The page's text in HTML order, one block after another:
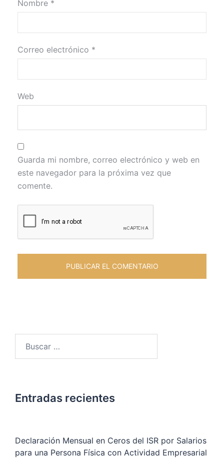
Nombre *
Correo electrónico *
Web
Guarda mi nombre, correo electrónico y web en
este navegador para la próxima vez que
comente.
Entradas recientes
Declaración Mensual en Ceros del ISR por Salarios
para una Persona Física con Actividad Empresarial